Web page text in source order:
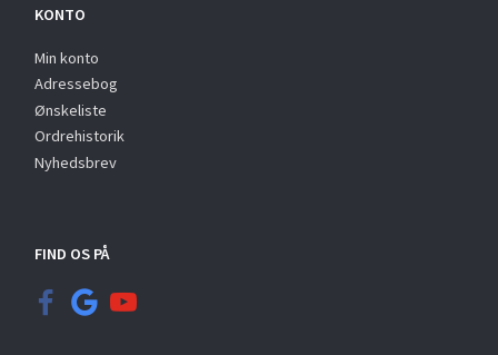
KONTO
Min konto
Adressebog
Ønskeliste
Ordrehistorik
Nyhedsbrev
FIND OS PÅ